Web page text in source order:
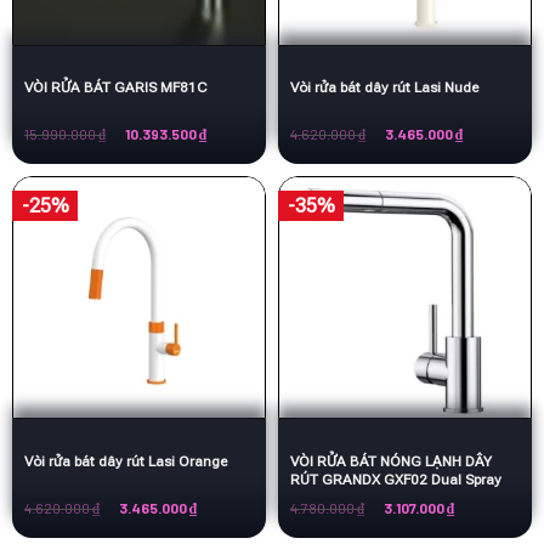
VÒI RỬA BÁT GARIS MF81C
15.990.000₫
Giá
là:
15.990.000 ₫.
10.393.500₫Giá
hiện
tại
là:
10.393.500 ₫.
Vòi rửa bát dây rút Lasi Nude
4.620.000₫
Giá
là:
4.620.000 ₫.
3.465.000₫Giá
hiện
tại
là:
3.465.000 ₫.
-25%
Vòi rửa bát dây rút Lasi Orange
4.620.000₫
Giá
là:
3.465.000₫Giá
hiện
tại
-35%
VÒI RỬA BÁT NÓNG LẠNH DÂY
RÚT GRANDX GXF02 Dual Spray
4.780.000₫
Giá
là:
3.107.000₫Giá
hiện
tại